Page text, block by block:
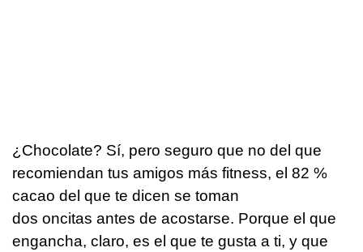
¿Chocolate? Sí, pero seguro que no del que
recomiendan tus amigos más fitness, el 82 %
cacao del que te dicen se toman
dos oncitas antes de acostarse. Porque el que
engancha, claro, es el que te gusta a ti, y que